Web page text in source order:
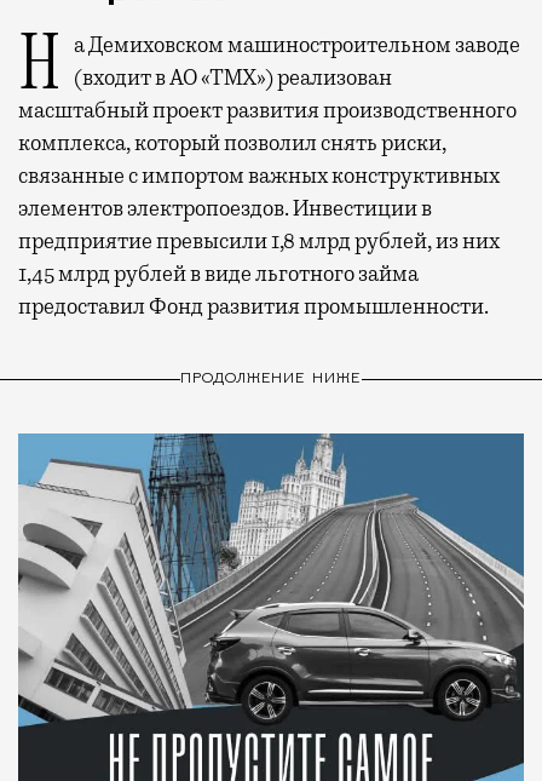
На Демиховском машиностроительном заводе
(входит в АО «ТМХ») реализован
масштабный проект развития производственного
комплекса, который позволил снять риски,
связанные с импортом важных конструктивных
элементов электропоездов. Инвестиции в
предприятие превысили 1,8 млрд рублей, из них
1,45 млрд рублей в виде льготного займа
предоставил Фонд развития промышленности.
ПРОДОЛЖЕНИЕ НИЖЕ